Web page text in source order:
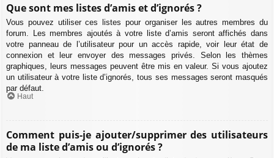
Que sont mes listes d’amis et d’ignorés ?
Vous pouvez utiliser ces listes pour organiser les autres membres du
forum. Les membres ajoutés à votre liste d’amis seront affichés dans
votre panneau de l’utilisateur pour un accès rapide, voir leur état de
connexion et leur envoyer des messages privés. Selon les thèmes
graphiques, leurs messages peuvent être mis en valeur. Si vous ajoutez
un utilisateur à votre liste d’ignorés, tous ses messages seront masqués
par défaut.
Haut
Comment puis-je ajouter/supprimer des utilisateurs
de ma liste d’amis ou d’ignorés ?